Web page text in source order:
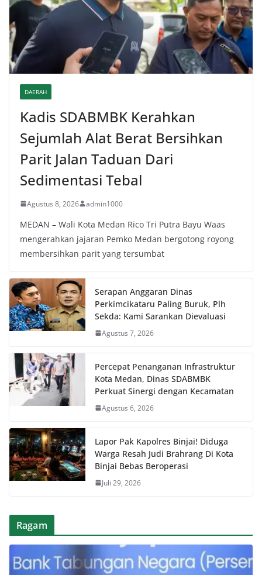
DAERAH
Kadis SDABMBK Kerahkan
Sejumlah Alat Berat Bersihkan
Parit Jalan Taduan Dari
Sedimentasi Tebal
Agustus 8, 2026 admin1000
MEDAN – Wali Kota Medan Rico Tri Putra Bayu Waas
mengerahkan jajaran Pemko Medan bergotong royong
membersihkan parit yang tersumbat
Serapan Anggaran Dinas
Perkimcikataru Paling Buruk, Plh
Sekda: Kami Sarankan Dievaluasi
Agustus 7, 2026
Percepat Penanganan Infrastruktur
Kota Medan, Dinas SDABMBK
Perkuat Sinergi dengan Kecamatan
Agustus 6, 2026
Lapor Pak Kapolres Binjai! Diduga
Warga Resah Judi Brahrang Di Kota
Binjai Bebas Beroperasi
Juli 29, 2026
Ragam